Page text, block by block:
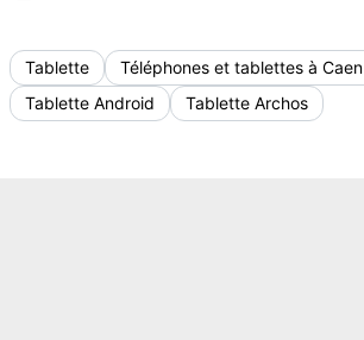
Tablette
Téléphones et tablettes à Caen
Tablette Android
Tablette Archos